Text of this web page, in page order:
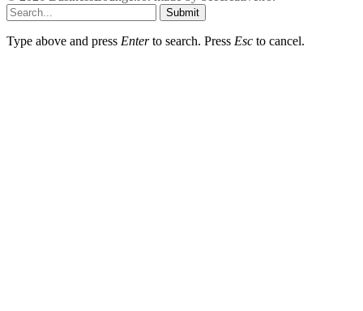
Submit
Type above and press Enterto search. Press Esc to cancel.